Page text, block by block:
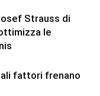
Strauss di
le
fattori frenano